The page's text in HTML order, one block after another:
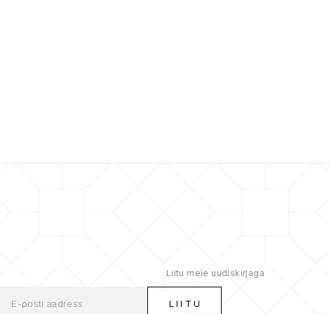
Liitu meie uudiskirjaga